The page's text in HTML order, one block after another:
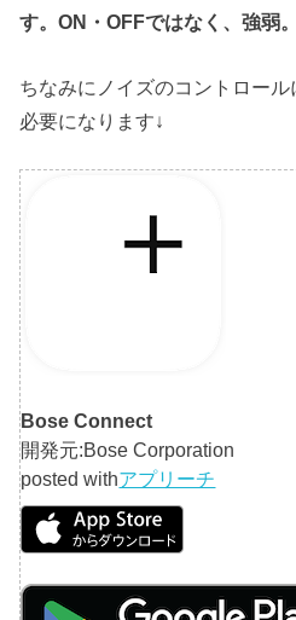
す。ON・OFFではなく、強弱。
ちなみにノイズのコントロー
必要になります↓
Bose Connect
開発元:Bose Corporation
posted withアプリーチ